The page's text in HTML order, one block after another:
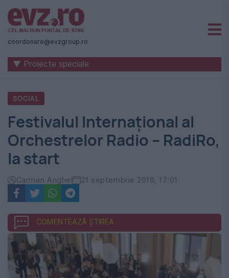
Știri
naționale
internaționale
România
-
Evenimentul
Zilei
coordonare@evzgroup.ro
▼ Proiecte speciale
SOCIAL
Festivalul Internaţional al
Orchestrelor Radio – RadiRo,
la start
Carmen Anghel 21 septembrie 2016, 17:01
COMENTEAZĂ ȘTIREA